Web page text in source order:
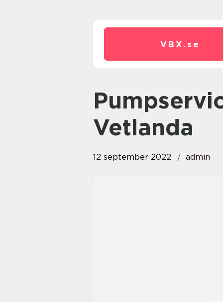
VBX. se
pumpservice – pumpar
Vetlanda
12 september 2022 admin